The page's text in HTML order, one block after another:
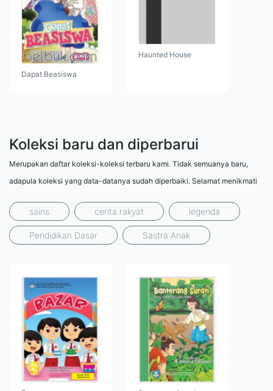
Dapat Beasiswa
Haunted House
Koleksi baru dan diperbarui
Merupakan daftar koleksi-koleksi terbaru kami. Tidak semuanya baru,
adapula koleksi yang data-datanya sudah diperbaiki. Selamat menikmati
sains cerita rakyat legenda
Pendidikan Dasar Sastra Anak